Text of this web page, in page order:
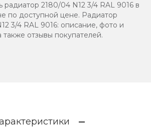
радиатор 2180/04 N12 3/4 RAL 9016 в
по доступной цене. Радиатор
3/4 RAL 9016: описание, фото и
также отзывы покупателей.